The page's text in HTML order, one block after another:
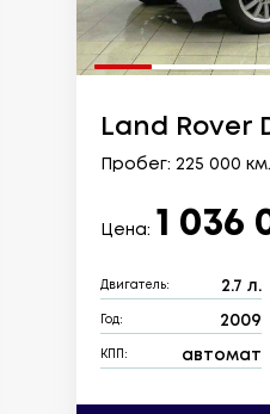
Land Rover
Пробег: 225 000 км.
Цена: 1 036
Двигатель: 2.7 л.
Год: 2009
КПП: автомат